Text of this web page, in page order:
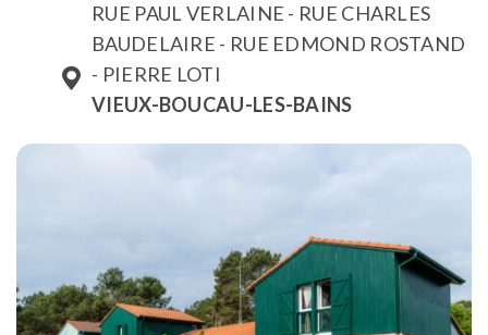
RUE PAUL VERLAINE - RUE CHARLES
BAUDELAIRE - RUE EDMOND ROSTAND
- PIERRE LOTI
VIEUX-BOUCAU-LES-BAINS